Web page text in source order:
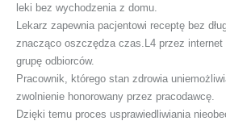
leki bez wychodzenia z domu.
Lekarz zapewnia pacjentowi receptę bez
znacząco oszczędza czas.L4 przez
grupę odbiorców.
Pracownik, którego stan zdrowia
zwolnienie honorowany przez pracodawcę.
Dzięki temu proces usprawiedliwiania